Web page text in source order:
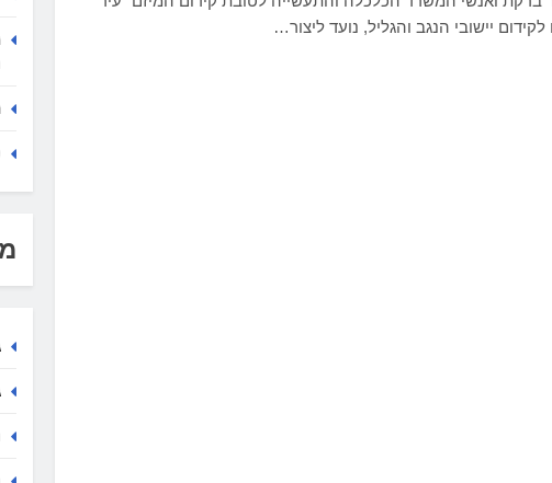
יישובי הנגב והגליל, נועד ליצור…